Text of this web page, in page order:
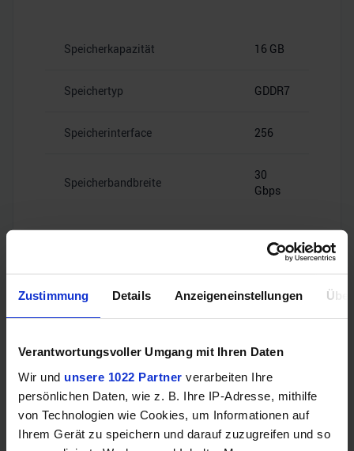
Zustimmung Details Anzeigeneinstellungen
Verantwortungsvoller Umgang mit Ihren Daten
Wir und unsere 1022 Partner verarbeiten Ihre
persönlichen Daten, wie z. B. Ihre IP-Adresse, mithilfe
von Technologien wie Cookies, um Informationen auf
Ihrem Gerät zu speichern und darauf zuzugreifen und so
Speicherkapazität 16 GB
Speichertyp GDDR7
Speicherinterface 256
Speicherbandbreite
30
Gbps
Videoanschlüsse
1x HDMI
2.1b
DisplayPort
3x
DisplayPort